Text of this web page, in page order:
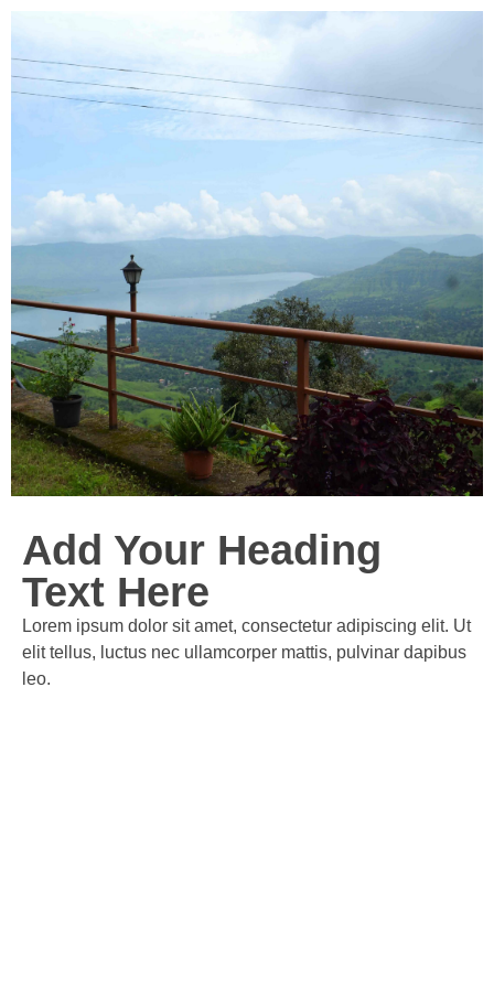
Add Your Heading
Text Here
Lorem ipsum dolor sit amet, consectetur adipiscing elit. Ut
elit tellus, luctus nec ullamcorper mattis, pulvinar dapibus
leo.